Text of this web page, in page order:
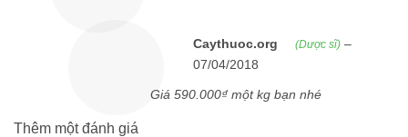
Caythuoc.org (Dược sĩ) –
07/04/2018
Giá 590.000₫ một kg bạn nhé
Thêm một đánh giá